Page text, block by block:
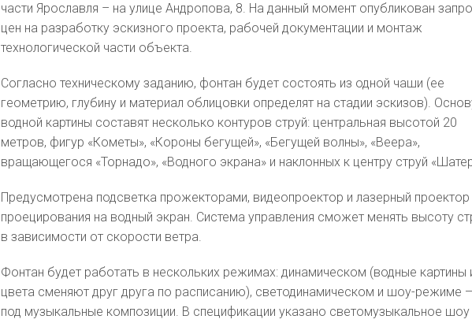
части Ярославля – на улице Андропова, 8. На данный момент опубликован
цен на разработку эскизного проекта, рабочей документации и монтаж
технологической части объекта.
Согласно техническому заданию, фонтан будет состоять из одной чаши (ее
геометрию, глубину и материал облицовки определят на стадии эскизов).
водной картины составят несколько контуров струй: центральная высотой 20
метров, фигур «Кометы», «Короны бегущей», «Бегущей волны», «Веера»,
вращающегося «Торнадо», «Водного экрана» и наклонных к центру струй
Предусмотрена подсветка прожекторами, видеопроектор и лазерный проектор
проецирования на водный экран. Система управления сможет менять высоту
в зависимости от скорости ветра.
Фонтан будет работать в нескольких режимах: динамическом (водные картины
цвета сменяют друг друга по расписанию), светодинамическом и шоу-режиме
под музыкальные композиции. В спецификации указано светомузыкальное шоу